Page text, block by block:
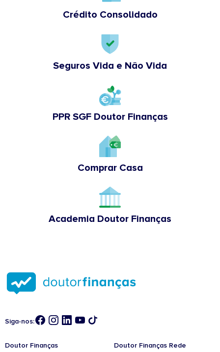
Crédito Consolidado
Seguros Vida e Não Vida
PPR SGF Doutor Finanças
Comprar Casa
Academia Doutor Finanças
Siga-nos:
Doutor Finanças Doutor Finanças Rede